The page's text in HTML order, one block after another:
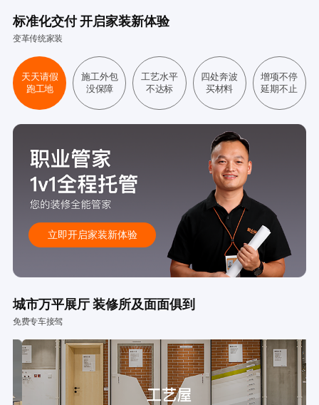
标准化交付 开启家装新体验
变革传统家装
天天请假
跑工地
施工外包
没保障
工艺水平
不达标
四处奔波
买材料
增项不停
延期不止
立即开启家装新体验
城市万平展厅 装修所及面面俱到
免费专车接驾